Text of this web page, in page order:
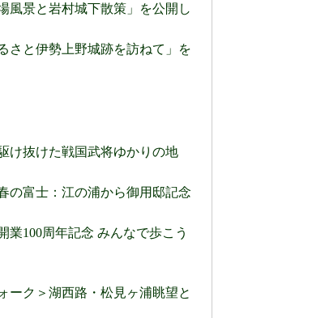
景と岩村城下散策」を公開し
と伊勢上野城跡を訪ねて」を
抜けた戦国武将ゆかりの地
富士：江の浦から御用邸記念
100周年記念 みんなで歩こう
ク＞湖西路・松見ヶ浦眺望と